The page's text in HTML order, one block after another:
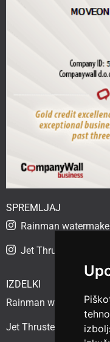
SPREMLJAJ
Rainman
Jet Thruster Adriatic
IZDELKI
Rainman watermaker
Jet Thruster